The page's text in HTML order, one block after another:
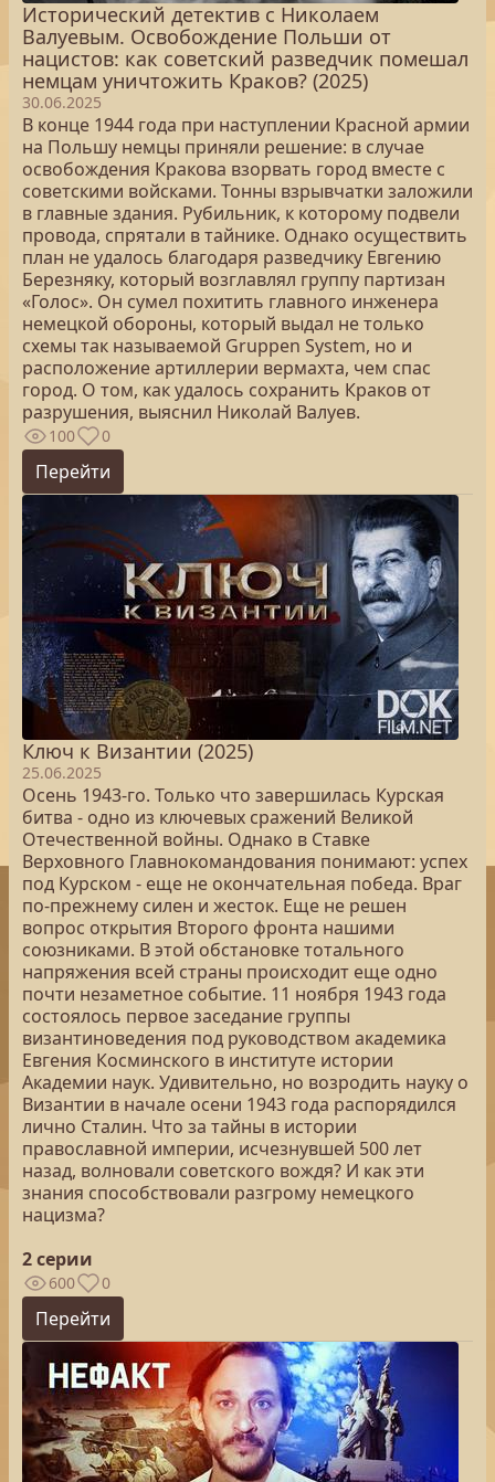
Исторический детектив с Николаем
Валуевым. Освобождение Польши от
нацистов: как советский разведчик помешал
немцам уничтожить Краков? (2025)
30.06.2025
В конце 1944 года при наступлении Красной армии
на Польшу немцы приняли решение: в случае
освобождения Кракова взорвать город вместе с
советскими войсками. Тонны взрывчатки заложили
в главные здания. Рубильник, к которому подвели
провода, спрятали в тайнике. Однако осуществить
план не удалось благодаря разведчику Евгению
Березняку, который возглавлял группу партизан
«Голос». Он сумел похитить главного инженера
немецкой обороны, который выдал не только
схемы так называемой Gruppen System, но и
расположение артиллерии вермахта, чем спас
город. О том, как удалось сохранить Краков от
разрушения, выяснил Николай Валуев.
100 0
Перейти
Ключ к Византии (2025)
25.06.2025
Осень 1943-го. Только что завершилась Курская
битва - одно из ключевых сражений Великой
Отечественной войны. Однако в Ставке
Верховного Главнокомандования понимают: успех
под Курском - еще не окончательная победа. Враг
по-прежнему силен и жесток. Еще не решен
вопрос открытия Второго фронта нашими
союзниками. В этой обстановке тотального
напряжения всей страны происходит еще одно
почти незаметное событие. 11 ноября 1943 года
состоялось первое заседание группы
византиноведения под руководством академика
Евгения Косминского в институте истории
Академии наук. Удивительно, но возродить науку о
Византии в начале осени 1943 года распорядился
лично Сталин. Что за тайны в истории
православной империи, исчезнувшей 500 лет
назад, волновали советского вождя? И как эти
знания способствовали разгрому немецкого
нацизма?
2 серии
600 0
Перейти